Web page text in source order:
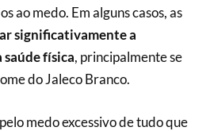
ao medo. Em alguns casos, as
significativamente a
saúde física, principalmente se
do Jaleco Branco.
medo excessivo de tudo que